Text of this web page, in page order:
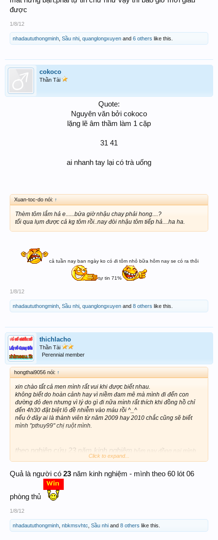
được
1/8/12
nhadaututhongminh Sầu nhi quanglongxuyen and 6 others like this.
cokoco
Thần Tài
Quote:
Nguyên văn bởi cokoco
lặng lẽ âm thầm làm 1 cặp
31 41
ai nhanh tay lại có trà uống​
Xuan-toc-do nói: ↑
Thèm tôm lắm hả e......bửa giờ nhậu chay phải hong....?
tối qua lụm được cả kg tôm rồi..nay đòi nhậu tôm tiếp hả....ha ha.
cả tuần nay ban ngày ko có đi tôm nhỏ bữa hôm nay se có ra thôi
tự tin 71%
1/8/12
nhadaututhongminh Sầu nhi quanglongxuyen and 8 others like this.
thichlacho
Thần Tài
Perennial member
hongthai9056 nói: ↑
xin chào tất cả men mình rất vui khi được biết nhau.
không biết do hoàn cảnh hay vì niềm đam mê mà mình đi đến con
đường đỏ đen nhưng vì lý do gì đi nữa mình rất thích khi đồng hồ chỉ
đến 4h30 đặt biệt lô đề nhiễm vào máu rồi ^_^
nếu ở đây ai là thành viên từ năm 2009 hay 2010 chắc cũng sẽ biết
mình "pthuy99" chị ruột mình.
theo nghiên cứu 23 năm kinh nghiệm hôm nay đồng nai mình
=============> [60]
==========>[
Click to expand...
Quả là người có 23 năm kinh nghiệm - mình theo 60 lót 06
phòng thủ
1/8/12
nhadaututhongminh nbkmsvhtc Sầu nhi and 8 others like this.